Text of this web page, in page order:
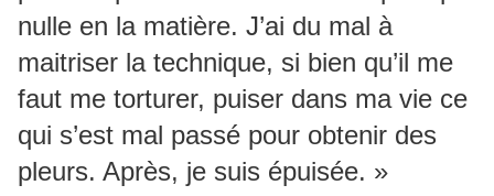
nulle en la matière. J’ai du mal à
maitriser la technique, si bien qu’il me
faut me torturer, puiser dans ma vie ce
qui s’est mal passé pour obtenir des
pleurs. Après, je suis épuisée. »